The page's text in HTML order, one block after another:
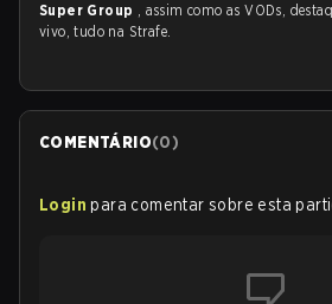
Super Group , assim como as VODs,
vivo, tudo na Strafe.
COMENTÁRIO(0)
Login para comentar sobre esta